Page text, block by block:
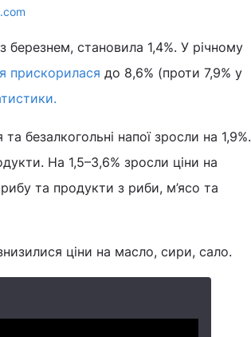
березнем, становила 1,4%. У річному
прискорилася до 8,6% (проти 7,9% у
безалкогольні напої зросли на 1,9%.
На 1,5–3,6% зросли ціни на
та продукти з риби, м’ясо та
ціни на масло, сири, сало.